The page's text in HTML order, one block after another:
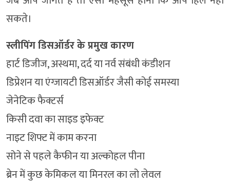
सकते।
स्लीपिंग डिसऑर्डर के प्रमुख कारण
हार्ट डिजीज, अस्थमा, दर्द या नर्व संबंधी कंडीशन
डिप्रेशन या एंग्जायटी डिसऑर्डर जैसी कोई समस्या
जेनेटिक फैक्टर्स
किसी दवा का साइड इफेक्ट
नाइट शिफ्ट में काम करना
सोने से पहले कैफीन या अल्कोहल पीना
ब्रेन में कुछ केमिकल या मिनरल का लो लेवल